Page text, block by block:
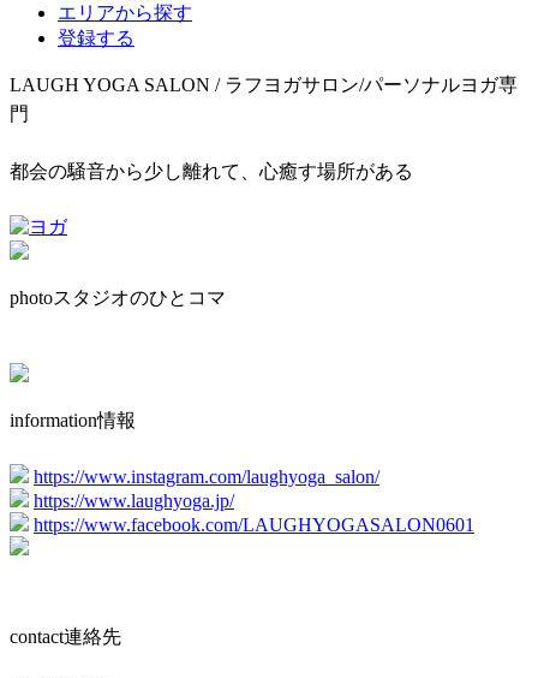
エリアから探す
登録する
LAUGH YOGA SALON / ラフヨガサロン/パーソナルヨガ専
門
都会の騒音から少し離れて、心癒す場所がある
photoスタジオのひとコマ
information情報
https://www.instagram.com/laughyoga_salon/
https://www.laughyoga.jp/
https://www.facebook.com/LAUGHYOGASALON0601
contact連絡先